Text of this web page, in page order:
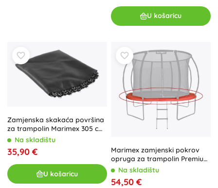
U košaricu
Zamjenska skakaća površina
za trampolin Marimex 305 cm
(54 opruge, promjer 263 cm)
Na skladištu
35,90 €
U košaricu
Marimex zamjenski pokrov
opruga za trampolin Premium
305 cm
Na skladištu
54,50 €